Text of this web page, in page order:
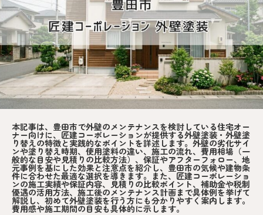
本記事は、豊田市で外壁のメンテナンスを検討している住宅オー
ナー向けに、匠建コーポレーションが提供する外壁塗装・外壁塗
り替えの特徴と実践的なポイントを詳述します。外壁の劣化サイ
ンや塗り替え時期、使用塗料の違い、施工の流れ、費用相場（一
般的な目安や見積りの比較方法）、保証やアフターフォロー、地
元事例を基にした効果と注意点を紹介し、豊田市の気候や建物条
件に合わせた最適な選択を導きます。また、匠建コーポレーショ
ンの施工実績や保証内容、見積りの比較ポイント、補助金や税制
優遇の活用方法、施工後のメンテナンス計画まで具体例を挙げて
解説し、初めて外壁塗装を行う方にも分かりやすく案内します。
費用感や施工期間の目安も具体的に示します。